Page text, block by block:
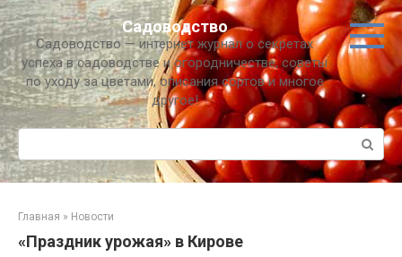
Перейти
к
контенту
Садоводство
Садоводство — интернет журнал о секретах
успеха в садоводстве и огородничестве, советы
по уходу за цветами, описания сортов и многое
другое!
Поиск:
Главная » Новости
«Праздник урожая» в Кирове